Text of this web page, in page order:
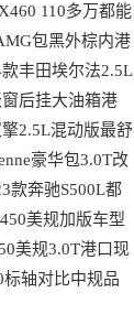
110多万都能
包黑外棕内港
丰田埃尔法2.5L
后挂大油箱港
2.5L混动版最舒
豪华包3.0T改
款奔驰S500L都
美规加版车型
美规3.0T港口现
标轴对比中规品